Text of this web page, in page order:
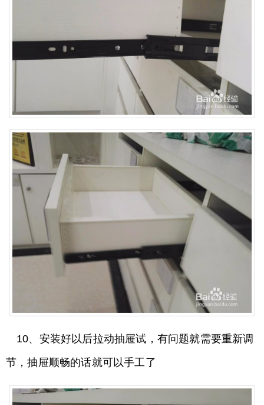
10、安装好以后拉动抽屉试，有问题就需要重新调
节，抽屉顺畅的话就可以手工了